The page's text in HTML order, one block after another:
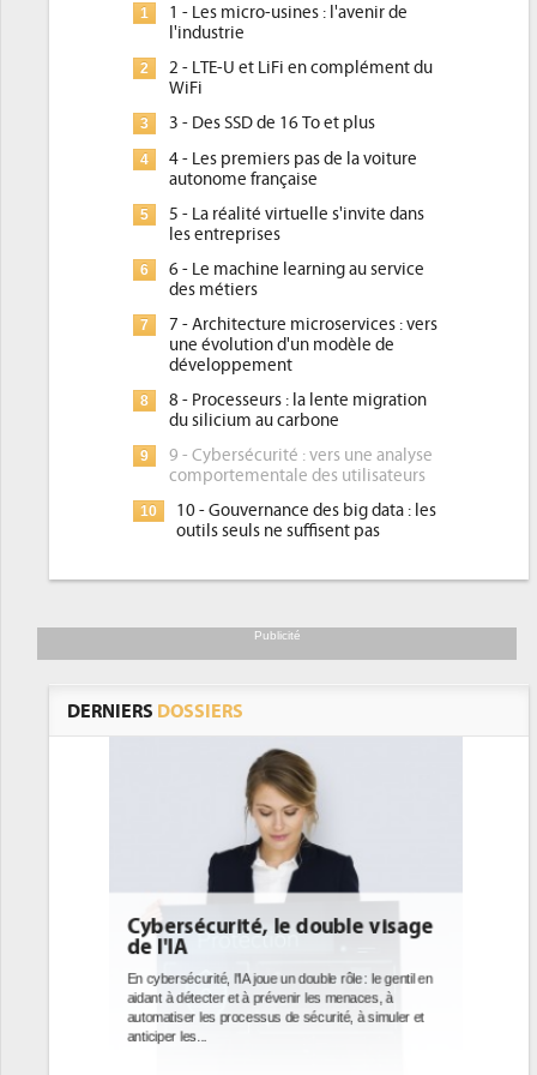
1
1 - Les micro-usines : l'avenir de
l'industrie
2
2 - LTE-U et LiFi en complément du
WiFi
3 3 - Des SSD de 16 To et plus
4
4 - Les premiers pas de la voiture
autonome française
5
5 - La réalité virtuelle s'invite dans
les entreprises
6
6 - Le machine learning au service
des métiers
7
7 - Architecture microservices : vers
une évolution d'un modèle de
développement
8
8 - Processeurs : la lente migration
du silicium au carbone
9
9 - Cybersécurité : vers une analyse
comportementale des utilisateurs
10
10 - Gouvernance des big data : les
outils seuls ne suffisent pas
Publicité
DERNIERS DOSSIERS
DEE: l'efficacité énergétique
bientôt une obligation pour les
datacenters
Des datacenters plus durables et plus efficaces, c'est
ce que recherchent les pouvoirs publics européens
avec la mise en oeuvre de la nouvelle Directive sur